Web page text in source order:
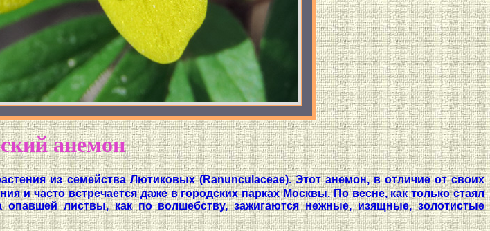
анемон
из семейства Лютиковых (Ranunculaceae). Этот анемон, в отличие от своих
и часто встречается даже в городских парках Москвы. По весне, как только стаял
опавшей листвы, как по волшебству, зажигаются нежные, изящные, золотистые